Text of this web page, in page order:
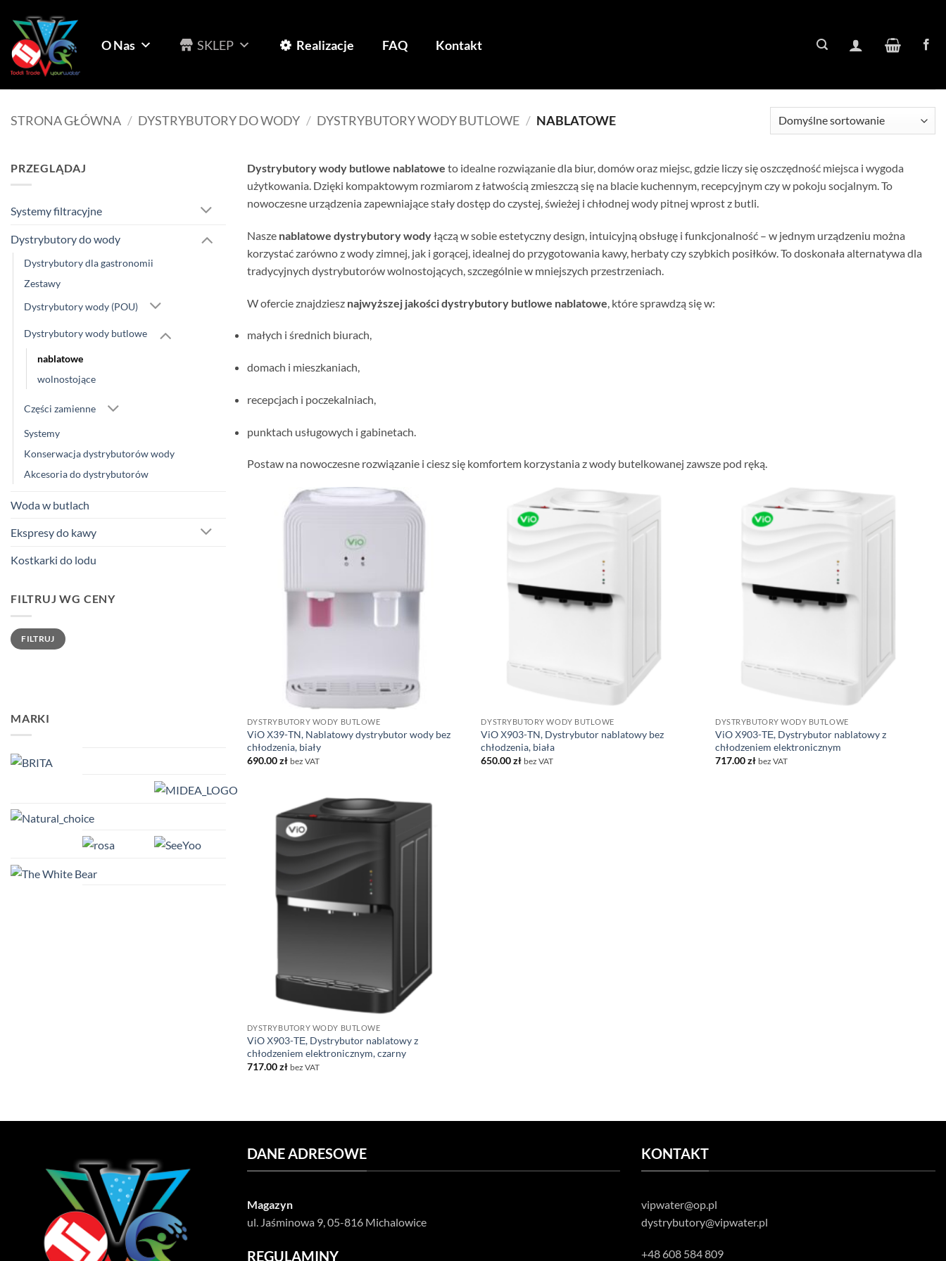
zawartości
O Nas SKLEP Realizacje FAQ Kontakt
STRONA GŁÓWNA / DYSTRYBUTORY DO WODY / DYSTRYBUTORY WODY BUTLOWE / NABLATOWE
PRZEGLĄDAJ
Systemy filtracyjne
Dystrybutory do wody
Dystrybutory dla gastronomii
Zestawy
Dystrybutory wody (POU)
Dystrybutory wody butlowe
nablatowe
wolnostojące
Części zamienne
Systemy
Konserwacja dystrybutorów wody
Akcesoria do dystrybutorów
Woda w butlach
Ekspresy do kawy
Kostkarki do lodu
FILTRUJ WG CENY
Cena
min
Cena
maxFILTRUJ
MARKI
Dystrybutory wody butlowe nablatowe to idealne rozwiązanie dla biur, domów oraz miejsc, gdzie liczy się oszczędność miejsca i wygoda
użytkowania. Dzięki kompaktowym rozmiarom z łatwością zmieszczą się na blacie kuchennym, recepcyjnym czy w pokoju socjalnym. To
nowoczesne urządzenia zapewniające stały dostęp do czystej, świeżej i chłodnej wody pitnej wprost z butli.
Nasze nablatowe dystrybutory wodyłączą w sobie estetyczny design, intuicyjną obsługę i funkcjonalność – w jednym urządzeniu można
korzystać zarówno z wody zimnej, jak i gorącej, idealnej do przygotowania kawy, herbaty czy szybkich posiłków. To doskonała alternatywa dla
tradycyjnych dystrybutorów wolnostojących, szczególnie w mniejszych przestrzeniach.
W ofercie znajdziesz najwyższej jakości dystrybutory butlowe nablatowe , które sprawdzą się w:
małych i średnich biurach,
domach i mieszkaniach,
recepcjach i poczekalniach,
punktach usługowych i gabinetach.
Postaw na nowoczesne rozwiązanie i ciesz się komfortem korzystania z wody butelkowanej zawsze pod ręką.
DYSTRYBUTORY WODY BUTLOWE
ViO Х39-TN, Nablatowy dystrybutor wody bez
chłodzenia, biały
690.00zł bez VAT
DYSTRYBUTORY WODY BUTLOWE
ViO Х903-TN, Dystrybutor nablatowy bez
chłodzenia, biała
650.00zł bez VAT
DYSTRYBUTORY WODY BUTLOWE
ViO Х903-TЕ, Dystrybutor nablatowy z
chłodzeniem elektronicznym
717.00zł bez VAT
DYSTRYBUTORY WODY BUTLOWE
ViO Х903-TЕ, Dystrybutor nablatowy z
chłodzeniem elektronicznym, czarny
717.00zł bez VAT
DANE ADRESOWE
Magazyn
ul. Jaśminowa 9, 05-816 Michalowice
REGULAMINY
KONTAKT
vipwater@op.pl
dystrybutory@vipwater.pl
+48 608 584 809